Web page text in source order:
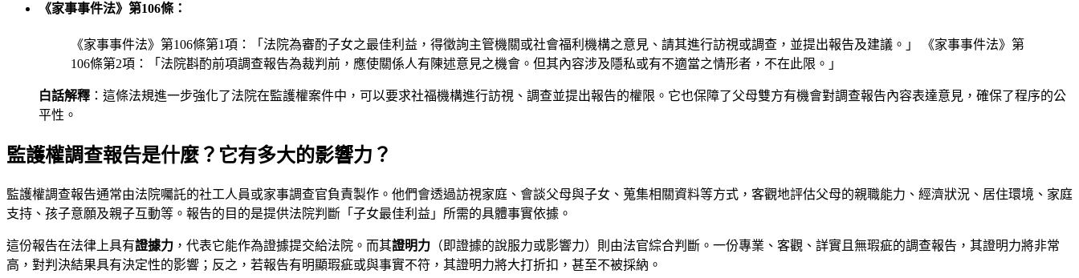
《家事事件法》第106條：
《家事事件法》第106條第1項：「法院為審酌子女之最佳利益，得徵詢主管機關或社會福利機構之意見、請其進行訪視或調查，並提出報告及建議。」 《家事事件法》第
106條第2項：「法院斟酌前項調查報告為裁判前，應使關係人有陳述意見之機會。但其內容涉及隱私或有不適當之情形者，不在此限。」
白話解釋 ：這條法規進一步強化了法院在監護權案件中，可以要求社福機構進行訪視、調查並提出報告的權限。它也保障了父母雙方有機會對調查報告內容表達意見，確保了程序的公
平性。
監護權調查報告是什麼？它有多大的影響力？
監護權調查報告通常由法院囑託的社工人員或家事調查官負責製作。他們會透過訪視家庭、會談父母與子女、蒐集相關資料等方式，客觀地評估父母的親職能力、經濟狀況、居住環境、家庭
支持、孩子意願及親子互動等。報告的目的是提供法院判斷「子女最佳利益」所需的具體事實依據。
這份報告在法律上具有證據力 ，代表它能作為證據提交給法院。而其證明力 （即證據的說服力或影響力）則由法官綜合判斷。一份專業、客觀、詳實且無瑕疵的調查報告，其證明力將非常
高，對判決結果具有決定性的影響；反之，若報告有明顯瑕疵或與事實不符，其證明力將大打折扣，甚至不被採納。